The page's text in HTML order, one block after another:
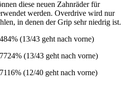
diese neuen Zahnräder für
werden. Overdrive wird nur
in denen der Grip sehr niedrig ist.
(13/43 geht nach vorne)
(13/43 geht nach vorne)
(12/40 geht nach vorne)